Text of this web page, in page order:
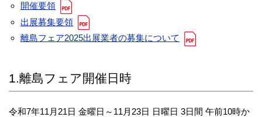
開催要領
出展募集要領
離島フェア2025出展業者の募集について
1.離島フェア開催日時
令和7年11月21日 金曜日～11月23日 日曜日 3日間 午前10時か